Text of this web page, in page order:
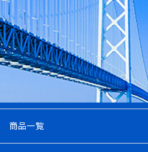
商品一覧